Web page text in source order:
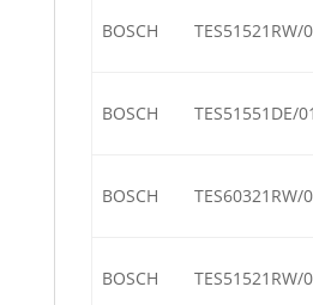
BOSCH TES51521RW/
BOSCH TES51551DE/01
BOSCH TES60321RW/
BOSCH TES51521RW/